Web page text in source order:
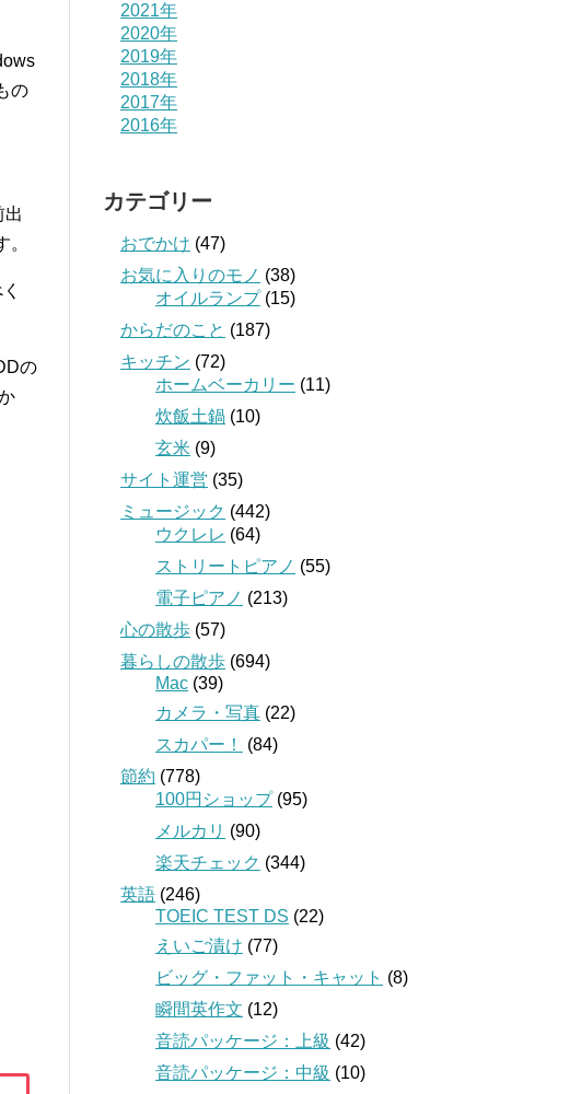
の
出
の
2021年
2020年
2019年
2018年
2017年
2016年
カテゴリー
おでかけ (47)
お気に入りのモノ (38)
オイルランプ(15)
からだのこと (187)
キッチン (72)
ホームベーカリー (11)
炊飯土鍋 (10)
玄米 (9)
サイト運営 (35)
ミュージック (442)
ウクレレ (64)
ストリートピアノ (55)
電子ピアノ (213)
心の散歩 (57)
暮らしの散歩 (694)
Mac (39)
カメラ・写真 (22)
スカパー！
(84)
節約 (778)
100円ショップ(95)
メルカリ (90)
楽天チェック (344)
英語 (246)
TOEIC TEST DS (22)
えいご漬け (77)
ビッグ・ファット・キャット (8)
瞬間英作文 (12)
音読パッケージ：上級 (42)
音読パッケージ：中級 (10)